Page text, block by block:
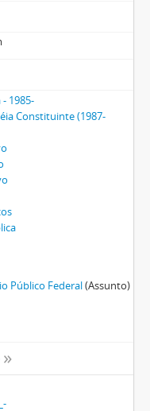
1985-
Constituinte (1987-
Público Federal(Assunto)